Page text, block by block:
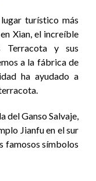
turístico más
Xian, el increíble
Terracota y sus
a la fábrica de
ha ayudado a
del Ganso Salvaje,
Jianfu en el sur
famosos símbolos